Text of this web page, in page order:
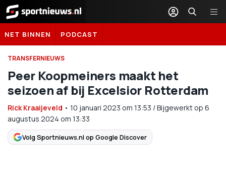
Sportnieuws.nl
NET BINNEN PODCAST
TRANSFERNIEUWS
Peer Koopmeiners maakt het
seizoen af bij Excelsior Rotterdam
Rick Kraaijeveld • 10 januari 2023 om 13:53 /Bijgewerkt op 6
augustus 2024 om 13:33
Volg Sportnieuws.nl op Google Discover